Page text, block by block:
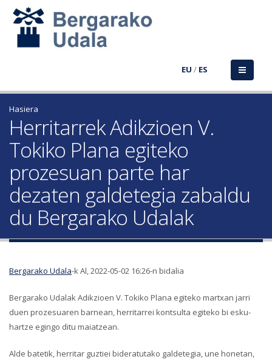
EU / ES
Hasiera
Herritarrek Adikzioen V.
Tokiko Plana egiteko
prozesuan parte har
dezaten galdetegia zabaldu
du Bergarako Udalak
Bergarako Udala-k Al, 2022-05-02 16:26-n bidalia
Bergarako Udalak Adikzioen V. Tokiko Plana egiteko martxan jarri
duen prozesuaren barnean, herritarrei kontsulta egiteko bi esku-
hartze egingo ditu maiatzean.
Alde batetik, herritar guztiei bideratutako galdetegia, une honetan,